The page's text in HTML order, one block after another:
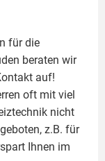
für die
beraten wir
auf!
oft mit viel
nicht
z.B. für
Ihnen im